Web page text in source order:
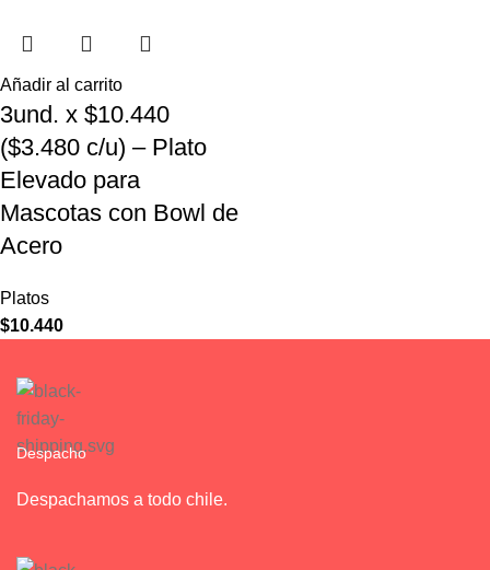
Añadir al carrito
3und. x $10.440
($3.480 c/u) – Plato
Elevado para
Mascotas con Bowl de
Acero
Platos
$10.440
Despacho
Despachamos a todo chile.